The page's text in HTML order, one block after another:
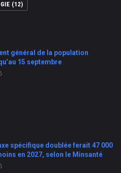
(12)
général de la population
15 septembre
spécifique doublée ferait 47 000
en 2027, selon le Minsanté